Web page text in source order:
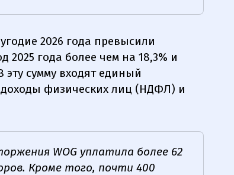
2026 года превысили
года более чем на 18,3% и
эту сумму входят единый
физических лиц (НДФЛ) и
WOG уплатила более 62
Кроме того, почти 400